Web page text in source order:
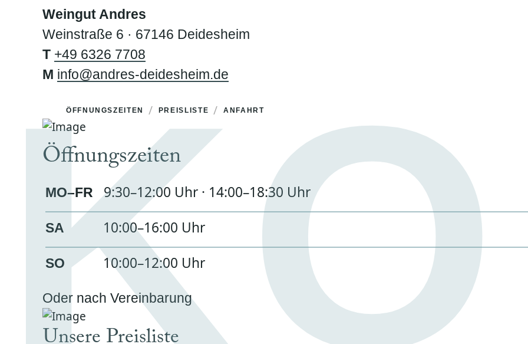
Weingut Andres
Weinstraße 6 · 67146 Deidesheim
T +49 6326 7708
M info@andres-deidesheim.de
ÖFFNUNGSZEITEN / PREISLISTE / ANFAHRT
Öffnungszeiten
MO–FR 9:30–12:00 Uhr · 14:00–18:30 Uhr
SA 10:00–16:00 Uhr
SO 10:00–12:00 Uhr
Oder nach Vereinbarung